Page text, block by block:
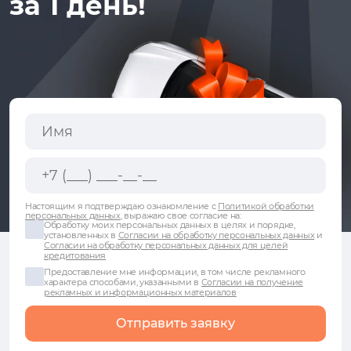
Настоящим я подтверждаю ознакомление с Политикой обработки
персональных данных, выражаю свое согласие на:
Обработку моих персональных данных в целях и порядке,
установленных в Согласии на обработку персональных данныхи
Согласии на обработку персональных данных для целей
кредитования
Предоставление мне информации, в том числе рекламного
характера способами, указанными в Согласии на получение
рекламных и информационных материалов
Отправить заявку